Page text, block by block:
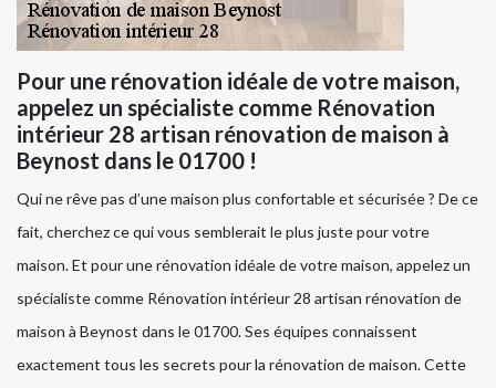
Pour une rénovation idéale de votre maison,
appelez un spécialiste comme Rénovation
intérieur 28 artisan rénovation de maison à
Beynost dans le 01700 !
Qui ne rêve pas d’une maison plus confortable et sécurisée ? De ce
fait, cherchez ce qui vous semblerait le plus juste pour votre
maison. Et pour une rénovation idéale de votre maison, appelez un
spécialiste comme Rénovation intérieur 28 artisan rénovation de
maison à Beynost dans le 01700. Ses équipes connaissent
exactement tous les secrets pour la rénovation de maison. Cette